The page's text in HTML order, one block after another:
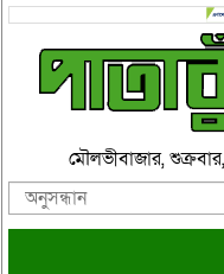
মৌলভীবাজার,